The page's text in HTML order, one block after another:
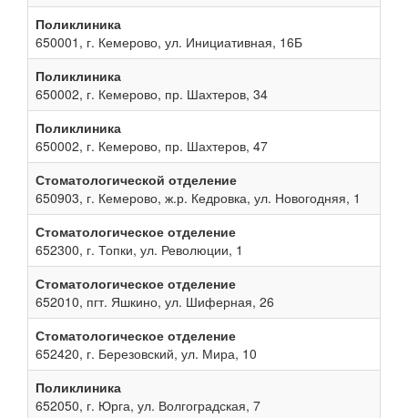
Поликлиника
650001, г. Кемерово, ул. Инициативная, 16Б
Поликлиника
650002, г. Кемерово, пр. Шахтеров, 34
Поликлиника
650002, г. Кемерово, пр. Шахтеров, 47
Стоматологической отделение
650903, г. Кемерово, ж.р. Кедровка, ул. Новогодняя, 1
Стоматологическое отделение
652300, г. Топки, ул. Революции, 1
Стоматологическое отделение
652010, пгт. Яшкино, ул. Шиферная, 26
Стоматологическое отделение
652420, г. Березовский, ул. Мира, 10
Поликлиника
652050, г. Юрга, ул. Волгоградская, 7